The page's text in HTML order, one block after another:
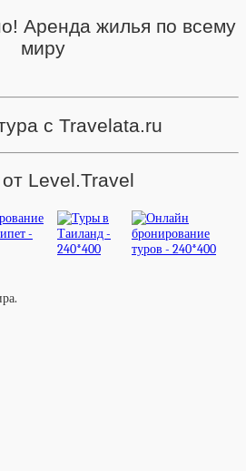
Аренда жилья по всему
миру
с Travelata.ru
Level.Travel